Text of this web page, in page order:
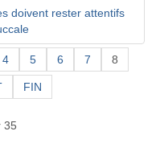
doivent rester attentifs
4 5 6 7 8
FIN
35